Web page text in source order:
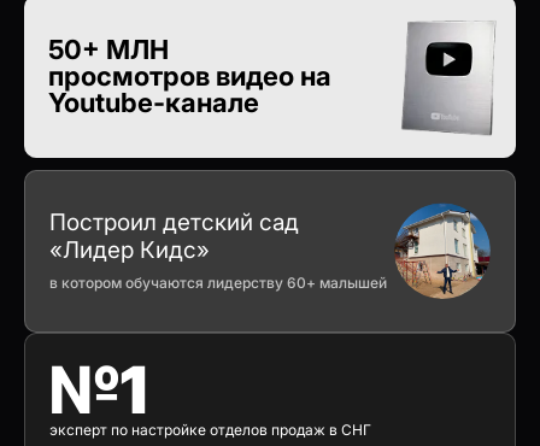
50+ МЛН
просмотров видео на
Youtube-канале
№1
эксперт по настройке отделов продаж в СНГ
Построил детский сад
«Лидер Кидс»
в котором обучаются лидерству 60+ малышей